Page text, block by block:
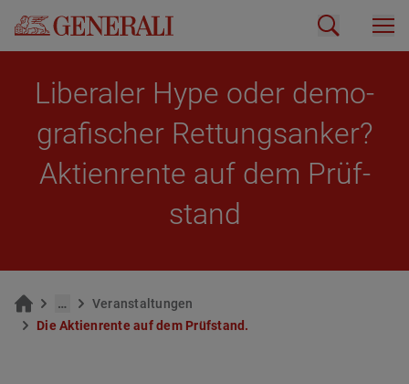
Li­be­ra­ler Hype oder de­mo­
gra­fi­scher Ret­tungs­an­ker?
Ak­ti­en­ren­te auf dem Prüf­
stand
…
Ver­an­stal­tun­gen
Die Ak­ti­en­ren­te auf dem Prüf­stand.